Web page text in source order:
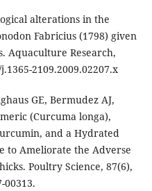
alterations in the
Fabricius (1798) given
Aquaculture Research,
2109.2009.02207.x
GE, Bermudez AJ,
(Curcuma longa),
and a Hydrated
to Ameliorate the Adverse
Poultry Science, 87(6),
00313.